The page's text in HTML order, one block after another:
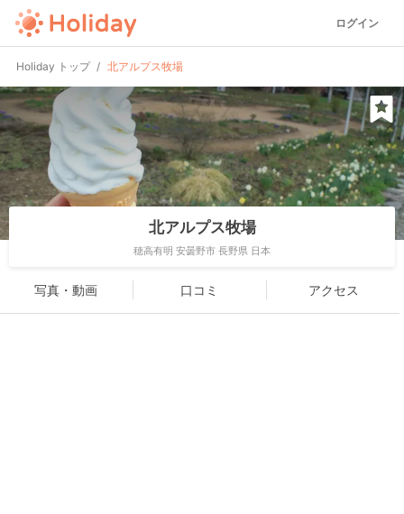
ログイン
Holiday トップ 北アルプス牧場
北アルプス牧場
穂高有明 安曇野市 長野県 日本
写真・動画 口コミ アクセス